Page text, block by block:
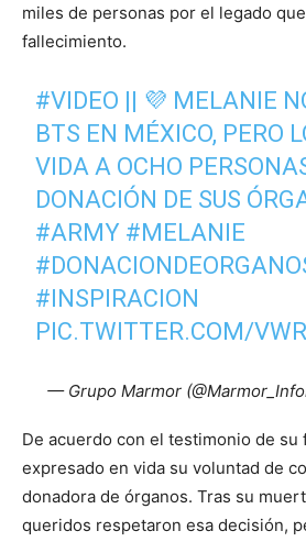
miles de personas por el legado
fallecimiento.
#VIDEO || 💜 MELANIE
BTS EN MÉXICO, PERO
VIDA A OCHO
DONACIÓN DE SUS
#ARMY #MELANIE
#INSPIRACION
PIC.TWITTER.COM/
— Grupo Marmor
De acuerdo con el testimonio de su
expresado en vida su voluntad de
donadora de órganos. Tras su
queridos respetaron esa decisión,